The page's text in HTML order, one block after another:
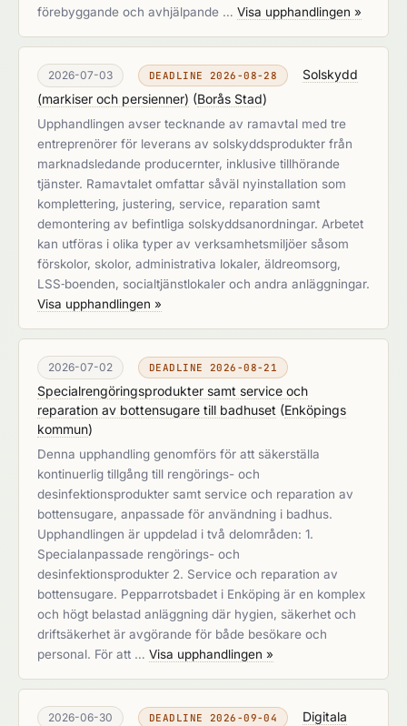
förebyggande och avhjälpande … Visa upphandlingen »
2026-07-03 DEADLINE 2026-08-28
Solskydd
(markiser och persienner) (Borås Stad)
Upphandlingen avser tecknande av ramavtal med tre
entreprenörer för leverans av solskyddsprodukter från
marknadsledande producernter, inklusive tillhörande
tjänster. Ramavtalet omfattar såväl nyinstallation som
komplettering, justering, service, reparation samt
demontering av befintliga solskyddsanordningar. Arbetet
kan utföras i olika typer av verksamhetsmiljöer såsom
förskolor, skolor, administrativa lokaler, äldreomsorg,
LSS‑boenden, socialtjänstlokaler och andra anläggningar.
Visa upphandlingen »
2026-07-02 DEADLINE 2026-08-21
Specialrengöringsprodukter samt service och
reparation av bottensugare till badhuset (Enköpings
kommun)
Denna upphandling genomförs för att säkerställa
kontinuerlig tillgång till rengörings- och
desinfektionsprodukter samt service och reparation av
bottensugare, anpassade för användning i badhus.
Upphandlingen är uppdelad i två delområden: 1.
Specialanpassade rengörings- och
desinfektionsprodukter 2. Service och reparation av
bottensugare. Pepparrotsbadet i Enköping är en komplex
och högt belastad anläggning där hygien, säkerhet och
driftsäkerhet är avgörande för både besökare och
personal. För att … Visa upphandlingen »
2026-06-30 DEADLINE 2026-09-04 Digitala